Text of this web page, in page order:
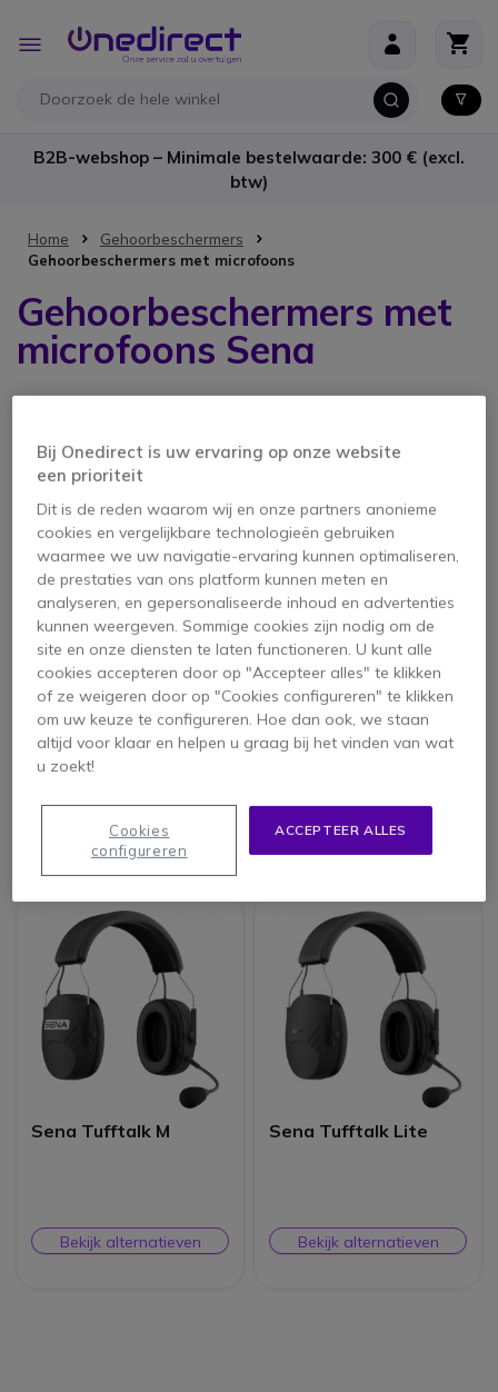
Toggle
Nav
B2B-webshop – Minimale bestelwaarde: 300 € (excl.
btw)
Home
Gehoorbeschermers
Gehoorbeschermers met microfoons
Gehoorbeschermers met
microfoons Sena
Sena Tufftalk M –
Helm bevestiging
Bekijk opvolger
Sena Tufftalk Lite –
Bevestigt op
Bekijk opvolger
Sena Tufftalk M
Bekijk alternatieven
Sena Tufftalk Lite
Bekijk alternatieven
Bij Onedirect is uw ervaring op onze website
een prioriteit
Dit is de reden waarom wij en onze partners anonieme
cookies en vergelijkbare technologieën gebruiken
waarmee we uw navigatie-ervaring kunnen optimaliseren,
de prestaties van ons platform kunnen meten en
analyseren, en gepersonaliseerde inhoud en advertenties
kunnen weergeven. Sommige cookies zijn nodig om de
site en onze diensten te laten functioneren. U kunt alle
cookies accepteren door op "Accepteer alles" te klikken
of ze weigeren door op "Cookies configureren" te klikken
om uw keuze te configureren. Hoe dan ook, we staan
altijd voor klaar en helpen u graag bij het vinden van wat
u zoekt!
ACCEPTEER ALLES
Cookies
configureren